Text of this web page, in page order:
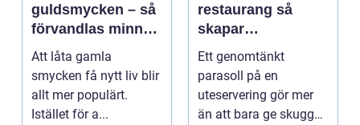
guldsmycken – så
förvandlas minnen
till nya favoriter
Att låta gamla
smycken få nytt liv blir
allt mer populärt.
Istället för a...
restaurang så
skapar
uteserveringen rätt
känsla året runt
Ett genomtänkt
parasoll på en
uteservering gör mer
än att bara ge skugga.